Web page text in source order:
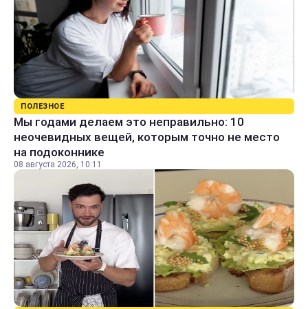
ПОЛЕЗНОЕ
Мы годами делаем это неправильно: 10
неочевидных вещей, которым точно не место
на подоконнике
08 августа 2026, 10:11